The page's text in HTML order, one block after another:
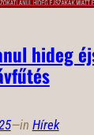
hideg
—in Hírek